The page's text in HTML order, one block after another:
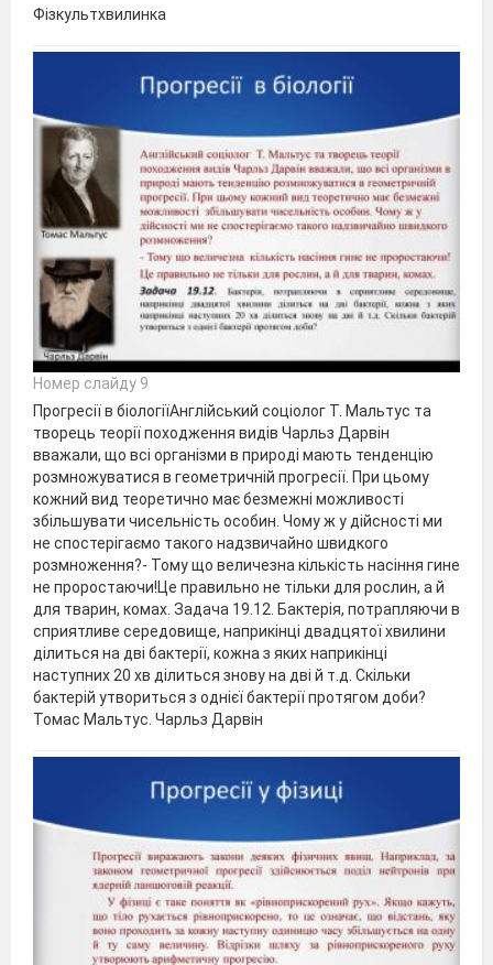
Фізкультхвилинка
Номер слайду 9
Прогресії в біологіїАнглійський соціолог Т. Мальтус та
творець теорії походження видів Чарльз Дарвін
вважали, що всі організми в природі мають тенденцію
розмножуватися в геометричній прогресії. При цьому
кожний вид теоретично має безмежні можливості
збільшувати чисельність особин. Чому ж у дійсності ми
не спостерігаємо такого надзвичайно швидкого
розмноження?- Тому що величезна кількість насіння гине
не проростаючи!Це правильно не тільки для рослин, а й
для тварин, комах. Задача 19.12. Бактерія, потрапляючи в
сприятливе середовище, наприкінці двадцятої хвилини
ділиться на дві бактерії, кожна з яких наприкінці
наступних 20 хв ділиться знову на дві й т.д. Скільки
бактерій утвориться з однієї бактерії протягом доби?
Томас Мальтус. Чарльз Дарвін